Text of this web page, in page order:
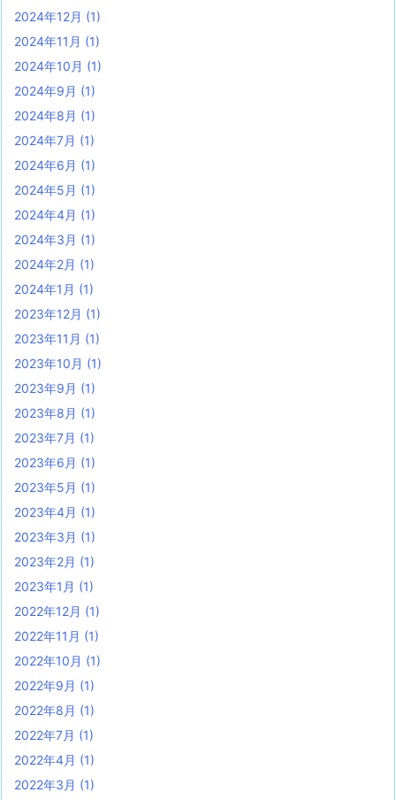
2024年12月 (1)
2024年11月 (1)
2024年10月 (1)
2024年9月 (1)
2024年8月 (1)
2024年7月 (1)
2024年6月 (1)
2024年5月 (1)
2024年4月 (1)
2024年3月 (1)
2024年2月 (1)
2024年1月 (1)
2023年12月 (1)
2023年11月 (1)
2023年10月 (1)
2023年9月 (1)
2023年8月 (1)
2023年7月 (1)
2023年6月 (1)
2023年5月 (1)
2023年4月 (1)
2023年3月 (1)
2023年2月 (1)
2023年1月 (1)
2022年12月 (1)
2022年11月 (1)
2022年10月 (1)
2022年9月 (1)
2022年8月 (1)
2022年7月 (1)
2022年4月 (1)
2022年3月 (1)